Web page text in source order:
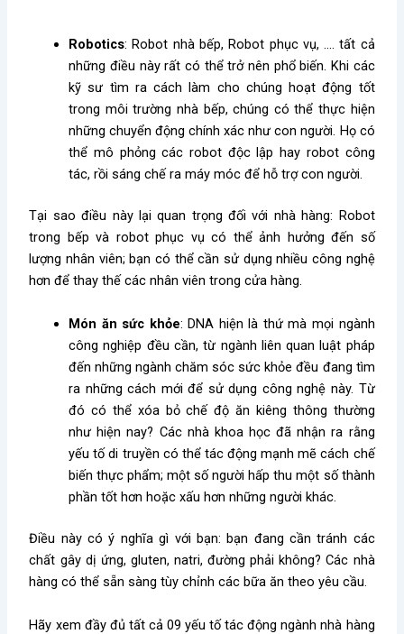
Robotics: Robot nhà bếp, Robot phục vụ, …. tất cả
những điều này rất có thể trở nên phổ biến. Khi các
kỹ sư tìm ra cách làm cho chúng hoạt động tốt
trong môi trường nhà bếp, chúng có thể thực hiện
những chuyển động chính xác như con người. Họ có
thể mô phỏng các robot độc lập hay robot công
tác, rồi sáng chế ra máy móc để hỗ trợ con người.
Tại sao điều này lại quan trọng đối với nhà hàng: Robot
trong bếp và robot phục vụ có thể ảnh hưởng đến số
lượng nhân viên; bạn có thể cần sử dụng nhiều công nghệ
hơn để thay thế các nhân viên trong cửa hàng.
Món ăn sức khỏe: DNA hiện là thứ mà mọi ngành
công nghiệp đều cần, từ ngành liên quan luật pháp
đến những ngành chăm sóc sức khỏe đều đang tìm
ra những cách mới để sử dụng công nghệ này. Từ
đó có thể xóa bỏ chế độ ăn kiêng thông thường
như hiện nay? Các nhà khoa học đã nhận ra rằng
yếu tố di truyền có thể tác động mạnh mẽ cách chế
biến thực phẩm; một số người hấp thu một số thành
phần tốt hơn hoặc xấu hơn những người khác.
Điều này có ý nghĩa gì với bạn: bạn đang cần tránh các
chất gây dị ứng, gluten, natri, đường phải không? Các nhà
hàng có thể sẵn sàng tùy chỉnh các bữa ăn theo yêu cầu.
Hãy xem đầy đủ tất cả 09 yếu tố tác động ngành nhà hàng